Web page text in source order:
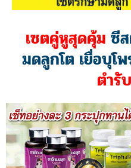
ต่างๆด้วยพลังสมุ
จัดการอยู่มัด !
Bird